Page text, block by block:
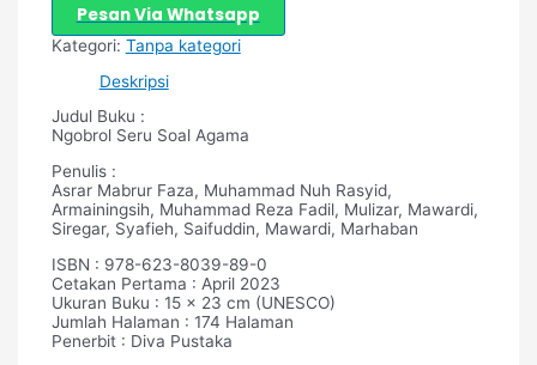
Pesan Via Whatsapp
Kategori: Tanpa kategori
Deskripsi
Judul Buku :
Ngobrol Seru Soal Agama
Penulis :
Asrar Mabrur Faza, Muhammad Nuh Rasyid,
Armainingsih, Muhammad Reza Fadil, Mulizar, Mawardi,
Siregar, Syafieh, Saifuddin, Mawardi, Marhaban
ISBN : 978-623-8039-89-0
Cetakan Pertama : April 2023
Ukuran Buku : 15 x 23 cm (UNESCO)
Jumlah Halaman : 174 Halaman
Penerbit : Diva Pustaka